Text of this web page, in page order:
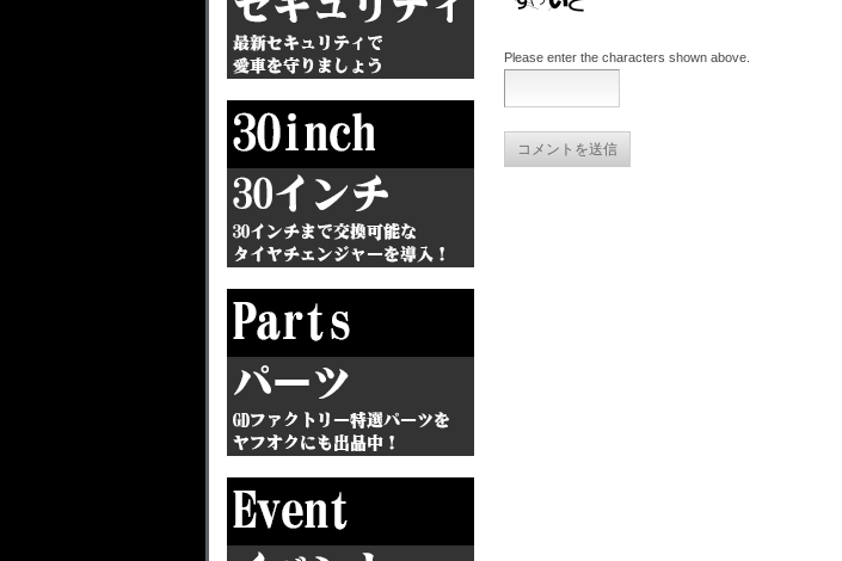
Please enter the characters shown above.